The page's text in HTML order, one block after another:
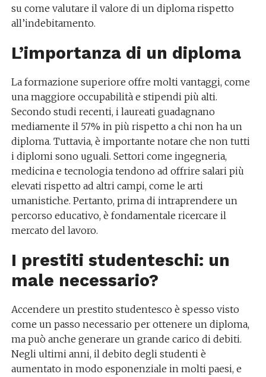
su come valutare il valore di un diploma rispetto
all’indebitamento.
L’importanza di un diploma
La formazione superiore offre molti vantaggi, come
una maggiore occupabilità e stipendi più alti.
Secondo studi recenti, i laureati guadagnano
mediamente il 57% in più rispetto a chi non ha un
diploma. Tuttavia, è importante notare che non tutti
i diplomi sono uguali. Settori come ingegneria,
medicina e tecnologia tendono ad offrire salari più
elevati rispetto ad altri campi, come le arti
umanistiche. Pertanto, prima di intraprendere un
percorso educativo, è fondamentale ricercare il
mercato del lavoro.
I prestiti studenteschi: un
male necessario?
Accendere un prestito studentesco è spesso visto
come un passo necessario per ottenere un diploma,
ma può anche generare un grande carico di debiti.
Negli ultimi anni, il debito degli studenti è
aumentato in modo esponenziale in molti paesi, e